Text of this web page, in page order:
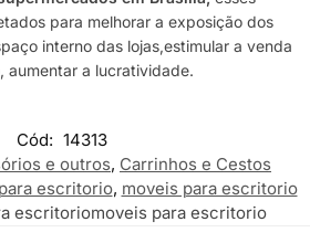
para melhorar a exposição dos
interno das lojas,estimular a venda
aumentar a lucratividade.
Cód: 14313
e outros, Carrinhos e Cestos
escritorio, moveis para escritorio
escritoriomoveis para escritorio